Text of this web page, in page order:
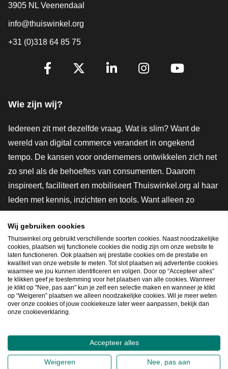
3905 NL Veenendaal
info@thuiswinkel.org
+31 (0)318 64 85 75
Volg je ons al?
Wie zijn wij?
Iedereen zit met dezelfde vraag. Wat is slim? Want de
wereld van digital commerce verandert in ongekend
tempo. De kansen voor ondernemers ontwikkelen zich net
zo snel als de behoeftes van consumenten. Daarom
inspireert, faciliteert en mobiliseert Thuiswinkel.org al haar
leden met kennis, inzichten en tools. Want alleen zo
innovatievere toekomst. Dus groei ook mee en maak
shoppen slimmer.
Lid worden
Snel navigeren
2026©Thuiswinkel.org
Wij gebruiken cookies
Thuiswinkel.org gebruikt verschillende soorten cookies. Naast noodzakelijke
cookies, plaatsen wij functionele cookies die nodig zijn om onze website te
laten functioneren. Ook plaatsen wij prestatie cookies om de prestatie en
kwaliteit van onze website te meten. Tot slot plaatsen wij advertentie cookies
waarmee we jou kunnen identificeren en volgen. Door op “Accepteer alles”
te klikken geef je toestemming voor het plaatsen van alle cookies. Wanneer
je klikt op "Nee, pas aan" kun je zelf een selectie maken en wanneer je klikt
op “Weigeren” plaatsen we alleen noodzakelijke cookies. Wil je meer weten
over onze cookies of jouw cookiekeuze later weer aanpassen, bekijk dan
onze cookieverklaring.
Accepteer alles
Weigeren Nee, pas aan